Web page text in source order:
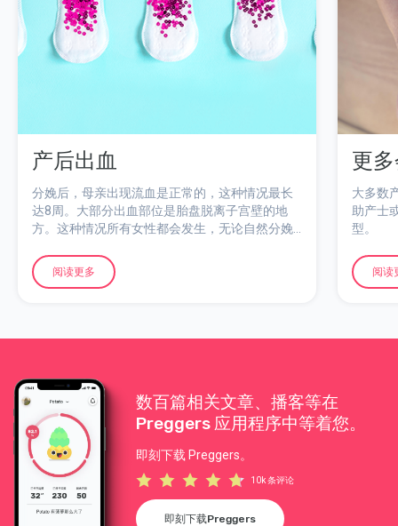
产后出血
分娩后，母亲出现流血是正常的，这种情况最长
达8周。大部分出血部位是胎盘脱离子宫壁的地
方。这种情况所有女性都会发生，无论自然分娩
阅读更多
更
大多数
助产士
型。
阅读
数百篇相关文章、播客等在
Preggers 应用程序中等着您。
即刻下载 Preggers。
10k 条评论
即刻下载Preggers